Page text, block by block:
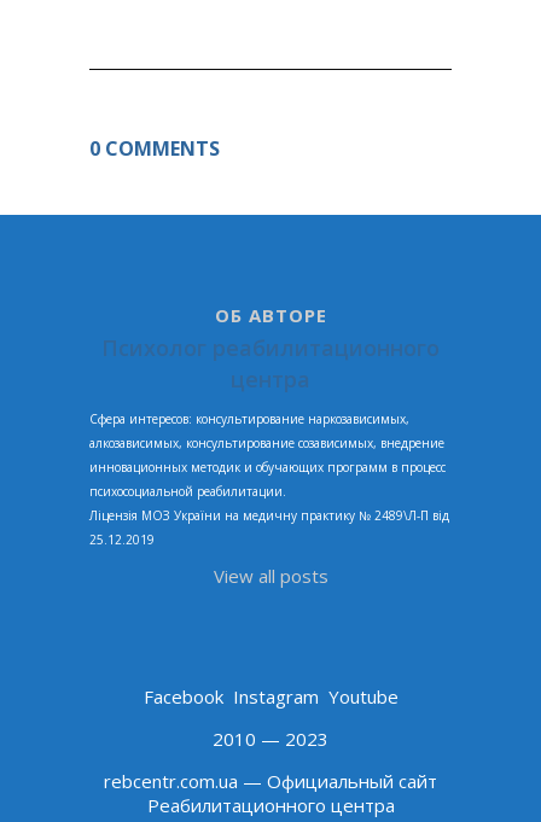
0 COMMENTS
ОБ АВТОРЕ
Психолог реабилитационного
центра
Сфера интересов: консультирование наркозависимых,
алкозависимых, консультирование созависимых, внедрение
инновационных методик и обучающих программ в процесс
психосоциальной реабилитации.
Ліцензія МОЗ України на медичну практику № 2489\Л-П від
25.12.2019
View all posts
Facebook Instagram Youtube
2010 — 2023
rebcentr.com.ua — Официальный сайт
Реабилитационного центра